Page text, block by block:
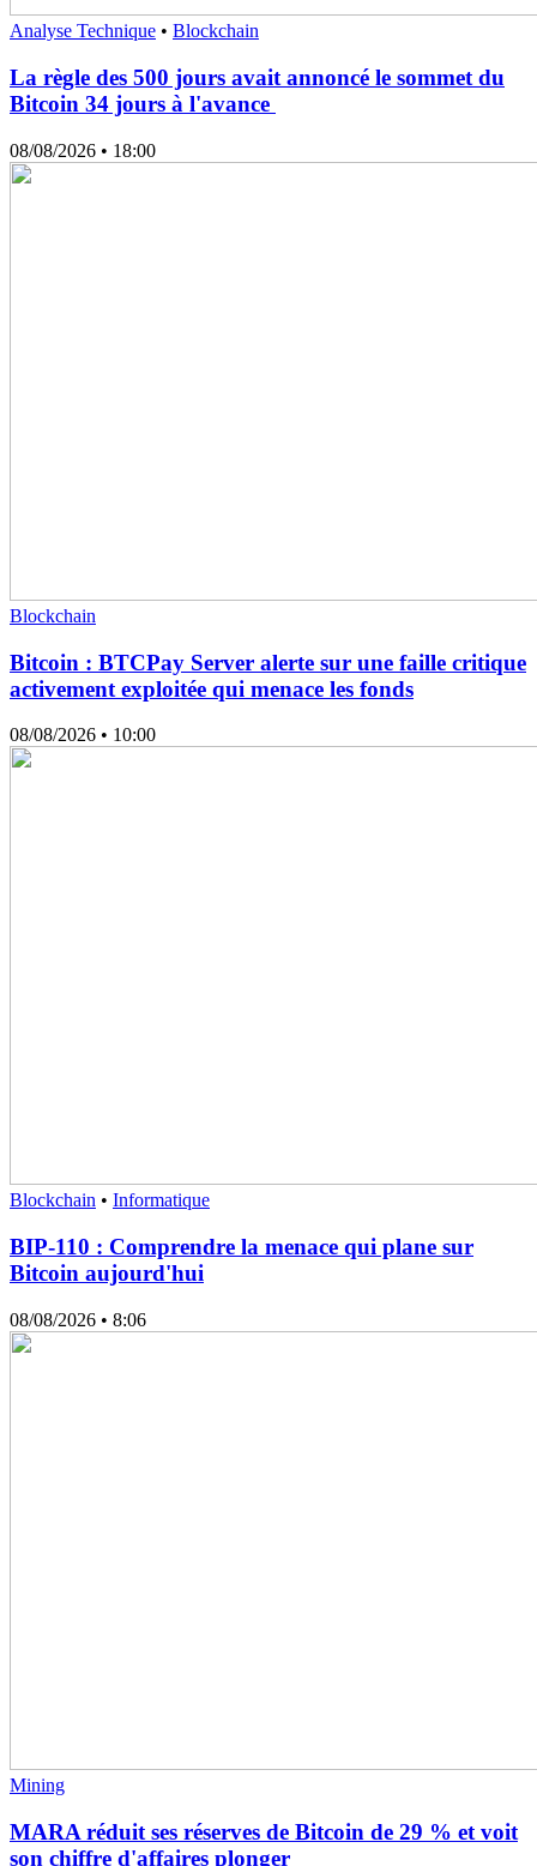
Analyse Technique • Blockchain
La règle des 500 jours avait annoncé le sommet du
Bitcoin 34 jours à l'avance
08/08/2026 • 18:00
Blockchain
Bitcoin : BTCPay Server alerte sur une faille critique
activement exploitée qui menace les fonds
08/08/2026 • 10:00
Blockchain • Informatique
BIP-110 : Comprendre la menace qui plane sur
Bitcoin aujourd'hui
08/08/2026 • 8:06
Mining
MARA réduit ses réserves de Bitcoin de 29 % et voit
son chiffre d'affaires plonger